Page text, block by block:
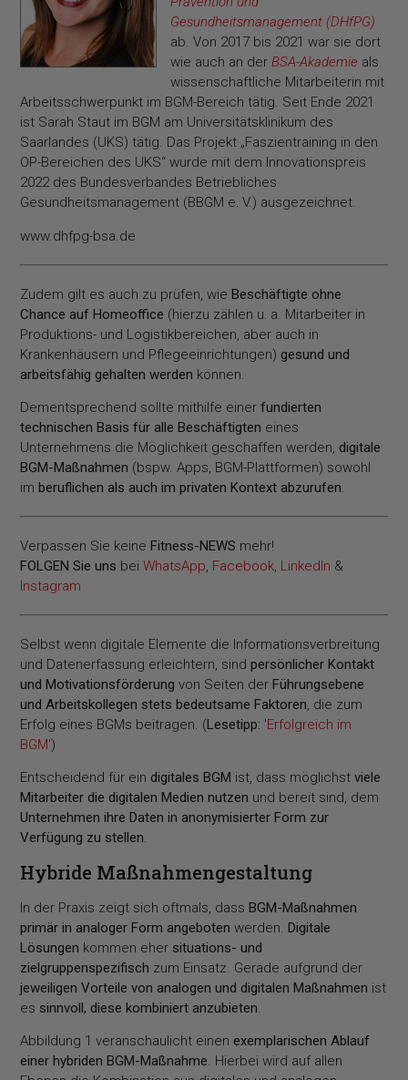
Gesundheitsmanagement (DHfPG)
ab. Von 2017 bis 2021 war sie dort
wie auch an derBSA-Akademie als
wissenschaftliche Mitarbeiterin mit
Arbeitsschwerpunkt im BGM-Bereich tätig. Seit Ende 2021
ist Sarah Staut im BGM am Universitätsklinikum des
Saarlandes (UKS) tätig. Das Projekt „Faszientraining in den
OP-Bereichen des UKS“ wurde mit dem Innovationspreis
2022 des Bundesverbandes Betriebliches
Gesundheitsmanagement (BBGM e. V.) ausgezeichnet.
www.dhfpg-bsa.de
Zudem gilt es auch zu prüfen, wieBeschäftigte ohne
Chance auf Homeoffice (hierzu zählen u. a. Mitarbeiter in
Produktions- und Logistikbereichen, aber auch in
Krankenhäusern und Pflegeeinrichtungen) gesund und
arbeitsfähig gehalten werden können.
Dementsprechend sollte mithilfe einerfundierten
technischen Basis für alle Beschäftigten eines
Unternehmens die Möglichkeit geschaffen werden, digitale
BGM-Maßnahmen (bspw. Apps, BGM-Plattformen) sowohl
imberuflichen als auch im privaten Kontext abzurufen.
Verpassen Sie keineFitness-NEWS mehr!
FOLGEN Sie uns beiWhatsApp, Facebook, LinkedIn &
Instagram
Selbst wenn digitale Elemente die Informationsverbreitung
und Datenerfassung erleichtern, sindpersönlicher Kontakt
und Motivationsförderung von Seiten derFührungsebene
und Arbeitskollegen stets bedeutsame Faktoren, die zum
Erfolg eines BGMs beitragen. (Lesetipp: 'Erfolgreich im
BGM')
Entscheidend für ein digitales BGM ist, dass möglichstviele
Mitarbeiter die digitalen Medien nutzen und bereit sind, dem
Unternehmen ihre Daten in anonymisierter Form zur
Verfügung zu stellen.
Hybride Maßnahmengestaltung
In der Praxis zeigt sich oftmals, dassBGM-Maßnahmen
primär in analoger Form angeboten werden.Digitale
Lösungen kommen eher situations- und
zielgruppenspezifisch zum Einsatz. Gerade aufgrund der
jeweiligen Vorteile von analogen und digitalen Maßnahmen ist
es sinnvoll, diese kombiniert anzubieten.
Abbildung 1 veranschaulicht einenexemplarischen Ablauf
einer hybriden BGM-Maßnahme. Hierbei wird auf allen